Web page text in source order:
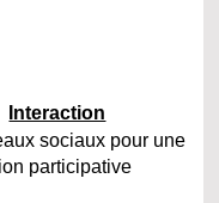
Interaction
sociaux pour une
participative